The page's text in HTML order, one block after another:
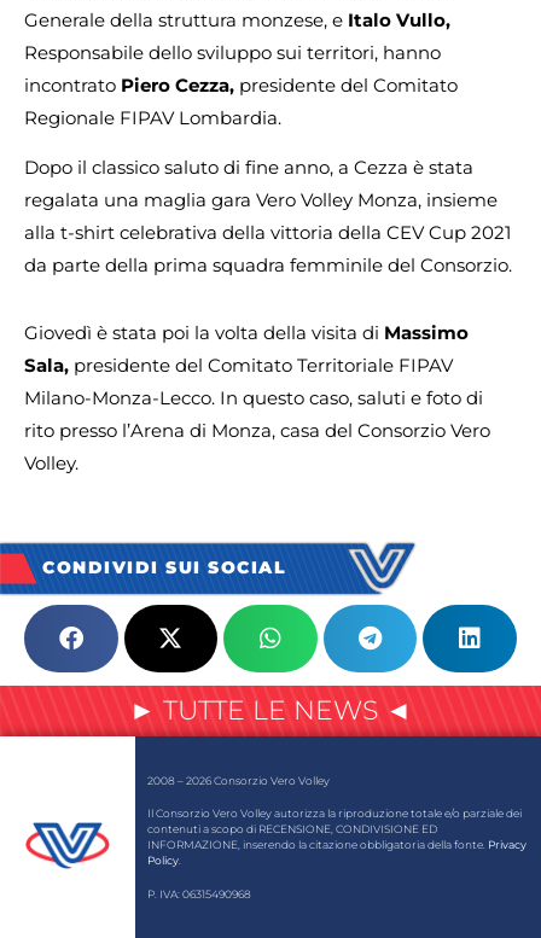
Generale della struttura monzese, e Italo Vullo,
Responsabile dello sviluppo sui territori, hanno
incontrato Piero Cezza, presidente del Comitato
Regionale FIPAV Lombardia.
Dopo il classico saluto di fine anno, a Cezza è stata
regalata una maglia gara Vero Volley Monza, insieme
alla t-shirt celebrativa della vittoria della CEV Cup 2021
da parte della prima squadra femminile del Consorzio.
Giovedì è stata poi la volta della visita di Massimo
Sala, presidente del Comitato Territoriale FIPAV
Milano-Monza-Lecco. In questo caso, saluti e foto di
rito presso l’Arena di Monza, casa del Consorzio Vero
Volley.
CONDIVIDI SUI SOCIAL
► TUTTE LE NEWS ◄
2008 – 2026 Consorzio Vero Volley
Il Consorzio Vero Volley autorizza la riproduzione totale e/o parziale dei
contenuti a scopo di RECENSIONE, CONDIVISIONE ED
INFORMAZIONE, inserendo la citazione obbligatoria della fonte. Privacy
Policy.
P. IVA: 06315490968